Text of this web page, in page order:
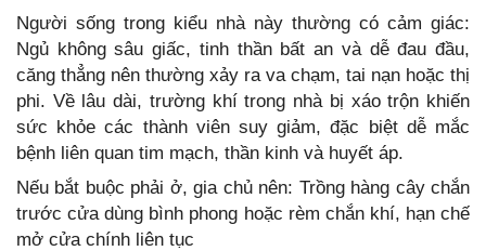
Người sống trong kiểu nhà này thường có cảm giác:
Ngủ không sâu giấc, tinh thần bất an và dễ đau đầu,
căng thẳng nên thường xảy ra va chạm, tai nạn hoặc thị
phi. Về lâu dài, trường khí trong nhà bị xáo trộn khiến
sức khỏe các thành viên suy giảm, đặc biệt dễ mắc
bệnh liên quan tim mạch, thần kinh và huyết áp.
Nếu bắt buộc phải ở, gia chủ nên: Trồng hàng cây chắn
trước cửa dùng bình phong hoặc rèm chắn khí, hạn chế
mở cửa chính liên tục